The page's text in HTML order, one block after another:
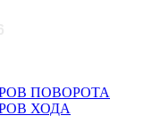
ПОВОРОТА
ХОДА